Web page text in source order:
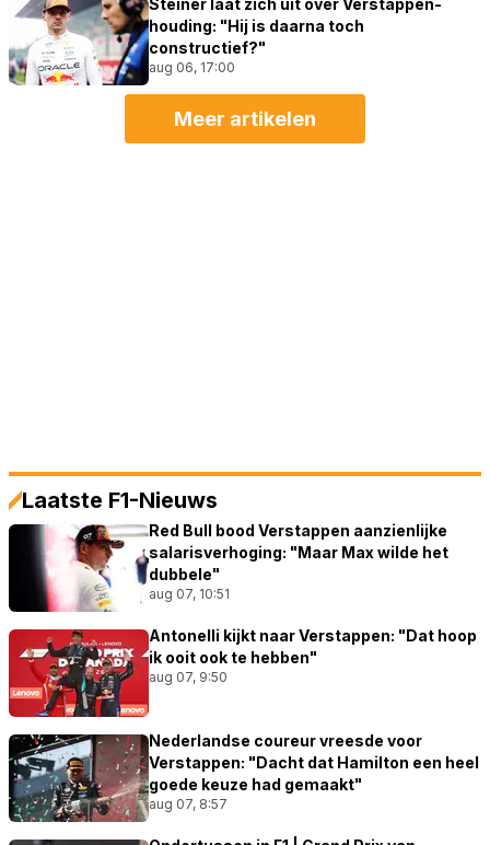
houding: "Hij is daarna toch
constructief?"
aug 06, 17:00
Meer artikelen
Laatste F1-Nieuws
Red Bull bood Verstappen aanzienlijke
salarisverhoging: "Maar Max wilde het
dubbele"
aug 07, 10:51
Antonelli kijkt naar Verstappen: "Dat hoop
ik ooit ook te hebben"
aug 07, 9:50
Nederlandse coureur vreesde voor
Verstappen: "Dacht dat Hamilton een heel
goede keuze had gemaakt"
aug 07, 8:57